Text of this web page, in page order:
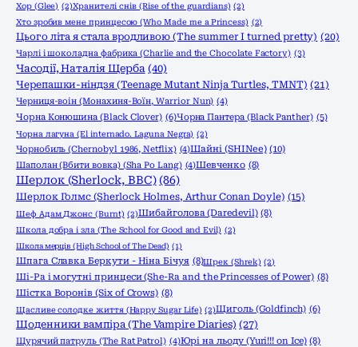
Хор (Glee) (2)Хранителі снів (Rise of the guardians) (2)
Хто зробив мене принцесою (Who Made me a Princess) (2)
Цього літа я стала вродливою (The summer I turned pretty) (20)
Чарлі і шоколадна фабрика (Charlie and the Chocolate Factory) (3)
Часодії, Наталія Щерба (40)
Черепашки-ніндзя (Teenage Mutant Ninja Turtles, TMNT) (21)
Черниця-воiн (Монахиня-Воïн, Warrior Nun) (4)
Чорна Конюшина (Black Clover) (6)Чорна Пантера (Black Panther) (5)
Чорна лагуна (El internado. Laguna Negra) (2)
Чорнобиль (Chernobyl 1986, Netflix) (4)Шайні (SHINee) (10)
Шаполан (Вбити вовка) (Sha Po Lang) (4)Шевченко (8)
Шерлок (Sherlock, ВВС) (86)
Шерлок Голмс (Sherlock Holmes, Arthur Conan Doyle) (15)
Шеф Адам Джонс (Burnt) (2)Шибайголова (Daredevil) (8)
Школа добра і зла (The School for Good and Evil) (2)
Школа мерців (High School of The Dead) (1)
Шпага Славка Беркути - Ніна Бічуя (8)Шрек (Shrek) (2)
Ші-Ра і могутні принцеси (She-Ra and the Princesses of Power) (8)
Шістка Воронів (Six of Crows) (8)
Щасливе солодке життя (Happy Sugar Life) (2)Щиголь (Goldfinch) (6)
Щоденники вампіра (The Vampire Diaries) (27)
Щурячий патруль (The Rat Patrol) (4)Юрі на льоду (Yuri!!! on Ice) (8)